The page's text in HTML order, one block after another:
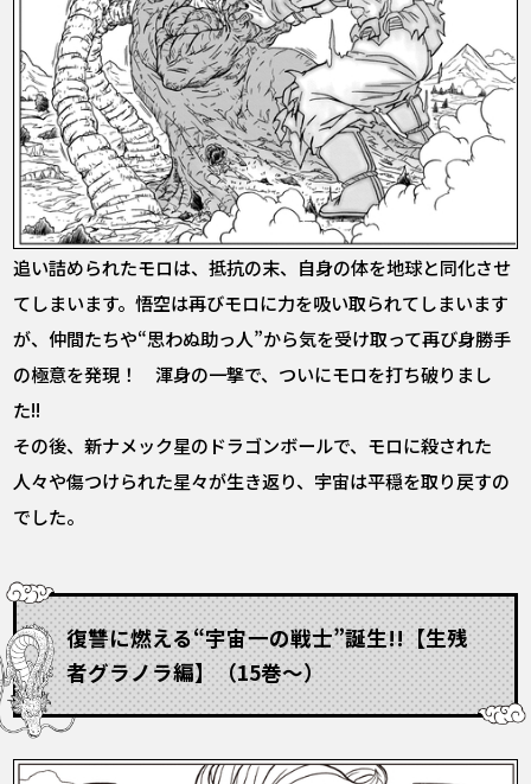
追い詰められたモロは、抵抗の末、自身の体を地球と同化させ
てしまいます。悟空は再びモロに力を吸い取られてしまいます
が、仲間たちや“思わぬ助っ人”から気を受け取って再び身勝手
の極意を発現！ 渾身の一撃で、ついにモロを打ち破りまし
た!!
その後、新ナメック星のドラゴンボールで、モロに殺された
人々や傷つけられた星々が生き返り、宇宙は平穏を取り戻すの
でした。
復讐に燃える“宇宙一の戦士”誕生!!【生残
者グラノラ編】（15巻～）